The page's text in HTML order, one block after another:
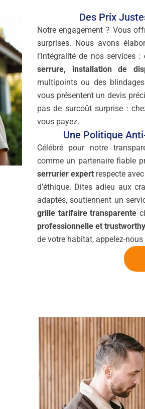
Des Prix
Notre engagement ? Vous
surprises. Nous avons
l’intégralité de nos services :
serrure, installation de
multipoints ou des
vous présentent un devis
pas de surcoût surprise :
vous payez.
Une Politique
Célébré pour notre
comme un partenaire fiable
serrurier expertrespecte
d’éthique. Dites adieu aux
adaptés, soutiennent un
grille tarifaire transparente
professionnelle et
de votre habitat, appelez-